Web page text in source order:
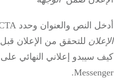
أدخل النص والعنوان وحدد CTA الخاص بك.
الإعلان للتحقق من الإعلان
كيف سيبدو إعلاني النهائي
Messenger.